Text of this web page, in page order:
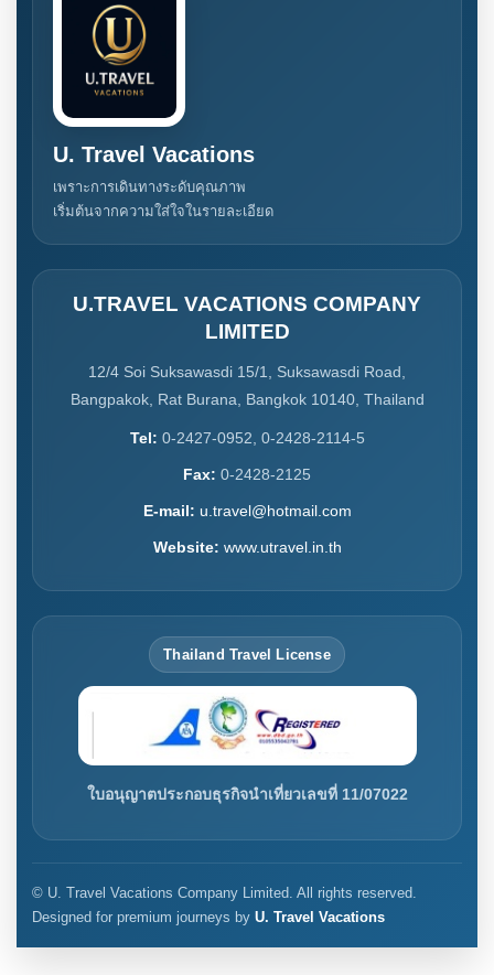
U. Travel Vacations
เพราะการเดินทางระดับคุณภาพ
เริ่มต้นจากความใส่ใจในรายละเอียด
U.TRAVEL VACATIONS COMPANY
LIMITED
12/4 Soi Suksawasdi 15/1, Suksawasdi Road,
Bangpakok, Rat Burana, Bangkok 10140, Thailand
Tel: 0-2427-0952, 0-2428-2114-5
Fax: 0-2428-2125
E-mail: u.travel@hotmail.com
Website: www.utravel.in.th
Thailand Travel License
ใบอนุญาตประกอบธุรกิจนำเที่ยวเลขที่ 11/07022
© U. Travel Vacations Company Limited. All rights reserved.
Designed for premium journeys by U. Travel Vacations